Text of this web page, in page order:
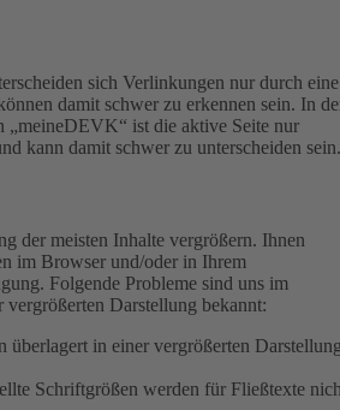
sich Verlinkungen nur durch eine
damit schwer zu erkennen sein. In
„meineDEVK“ ist die aktive Seite nur
kann damit schwer zu unterscheiden sein.
der meisten Inhalte vergrößern. Ihnen
im Browser und/oder in Ihrem
Folgende Probleme sind uns im
vergrößerten Darstellung bekannt:
überlagert in einer vergrößerten
Schriftgrößen werden für Fließtexte